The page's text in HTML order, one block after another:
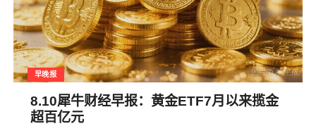
早晚报
8.10犀牛财经早报：黄金ETF7月以来揽金
超百亿元